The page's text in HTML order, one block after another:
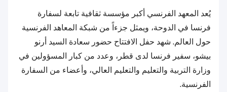
يُعد المعهد الفرنسي أكبر مؤسسة ثقافية تابعة لسفارة
فرنسا في الدوحة، ويمثل جزءاً من شبكة المعاهد الفرنسية
حول العالم. شهد حفل الافتتاح حضور سعادة السيد أرنو
بيشو، سفير فرنسا لدى قطر، وعدد من كبار المسؤولين في
وزارة التربية والتعليم والتعليم العالي، وأعضاء من السفارة
الفرنسية.